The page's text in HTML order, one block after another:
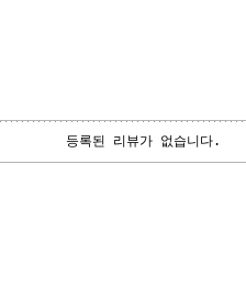
등록된 리뷰가 없습니다.